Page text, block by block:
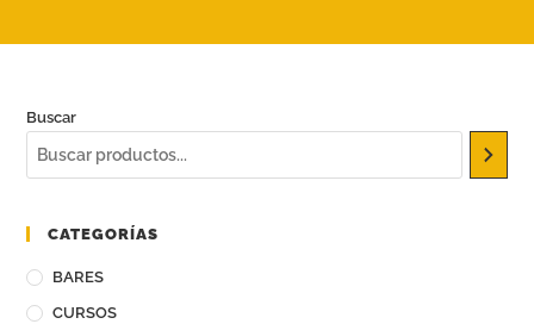
Buscar
CATEGORÍAS
BARES
CURSOS